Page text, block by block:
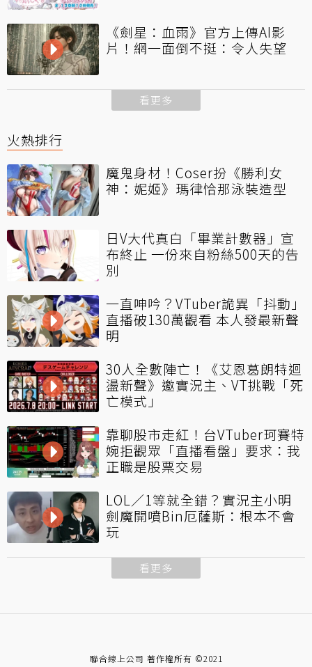
《劍星：血雨》官方上傳AI影
片！網一面倒不挺：令人失望
看更多
火熱排行
魔鬼身材！Coser扮《勝利女
神：妮姬》瑪律恰那泳裝造型
日V大代真白「畢業計數器」宣
布終止 一份來自粉絲500天的告
別
一直呻吟？VTuber詭異「抖動」
直播破130萬觀看 本人發最新聲
明
30人全數陣亡！《艾恩葛朗特迴
盪新聲》邀實況主、VT挑戰「死
亡模式」
靠聊股市走紅！台VTuber珂賽特
婉拒觀眾「直播看盤」要求：我
正職是股票交易
LOL／1等就全錯？實況主小明
劍魔開噴Bin厄薩斯：根本不會
玩
看更多
聯合線上公司 著作權所有 ©2021